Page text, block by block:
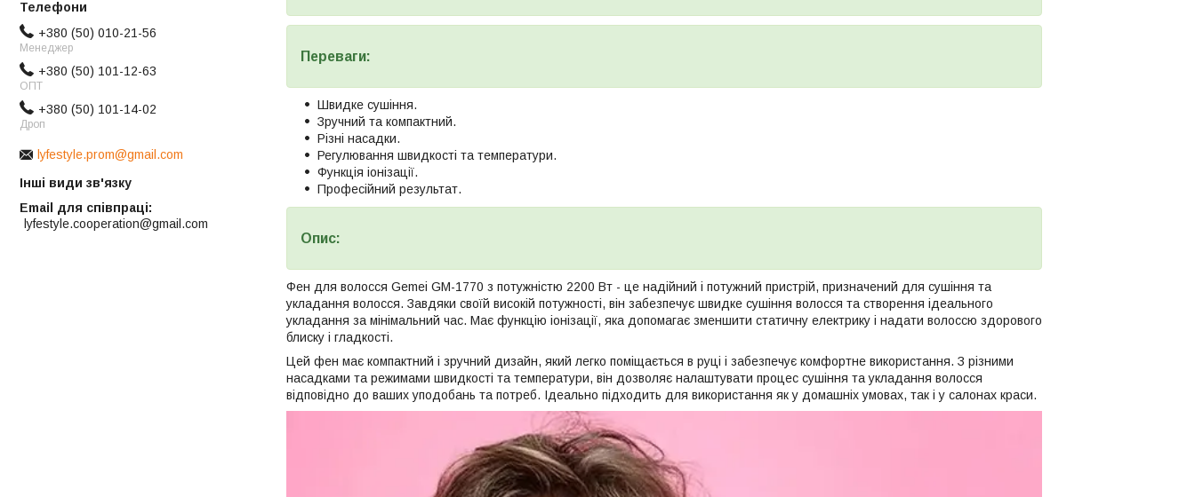
Переваги:
Швидке сушіння.
Зручний та компактний.
Різні насадки.
Регулювання швидкості та температури.
Функція іонізації.
Професійний результат.
Опис:
Фен для волосся Gemei GM-1770 з потужністю 2200 Вт - це надійний і потужний пристрій, призначений для сушіння та
укладання волосся. Завдяки своїй високій потужності, він забезпечує швидке сушіння волосся та створення ідеального
укладання за мінімальний час. Має функцію іонізації, яка допомагає зменшити статичну електрику і надати волоссю здорового
блиску і гладкості.
Цей фен має компактний і зручний дизайн, який легко поміщається в руці і забезпечує комфортне використання. З різними
насадками та режимами швидкості та температури, він дозволяє налаштувати процес сушіння та укладання волосся
відповідно до ваших уподобань та потреб. Ідеально підходить для використання як у домашніх умовах, так і у салонах краси.
+380 (50) 010-21-56
Менеджер
+380 (50) 101-12-63
ОПТ
+380 (50) 101-14-02
Дроп
lyfestyle.prom@gmail.com
Інші види зв'язку
Email для співпраці
lyfestyle.cooperation@gmail.com